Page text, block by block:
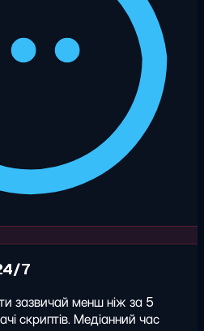
7
зазвичай менш ніж за 5
скриптів. Медіанний час